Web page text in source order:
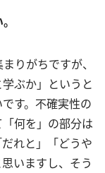
りがちですが、
ぶか」というと
す。不確実性の
何を」の部分は
れと」「どうや
いますし、そう